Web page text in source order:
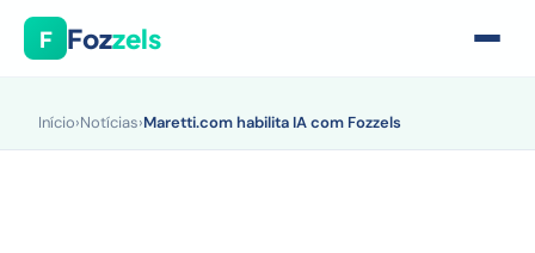
F Fozzels
Início›Notícias›Maretti.com habilita IA com Fozzels